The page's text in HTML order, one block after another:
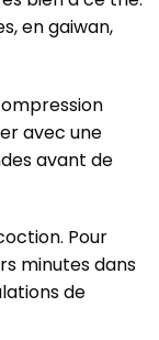
en gaiwan,
avec une
avant de
Pour
minutes dans
de